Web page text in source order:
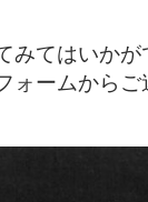
てはいか
ォームから